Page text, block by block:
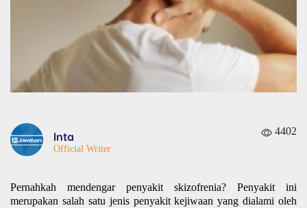
Inta
Official Writer
4402
Pernahkah mendengar penyakit skizofrenia? Penyakit ini
merupakan salah satu jenis penyakit kejiwaan yang dialami oleh